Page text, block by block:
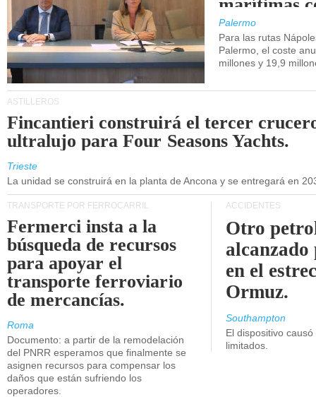
marítimas
de Sicilia.
Palermo
Para las rutas
Palermo, el coste
millones y 19,9
ASTILLEROS
Fincantieri construirá el tercer
ultralujo para Four Seasons Yachts.
Trieste
La unidad se construirá en la planta de Ancona y se entregará en
TRANSPORTE POR FERROCARRIL
Fermerci insta a la
búsqueda de recursos
para apoyar el
transporte ferroviario
de mercancías.
Roma
Documento: a partir de la remodelación
del PNRR esperamos que finalmente se
asignen recursos para compensar los
daños que están sufriendo los
operadores.
ACCIDENTES
Otro
en el
Ormuz.
Southampton
El dispositivo
limitados.